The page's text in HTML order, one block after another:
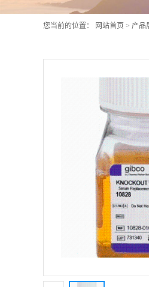
您当前的位置： 网站首页 > 产品